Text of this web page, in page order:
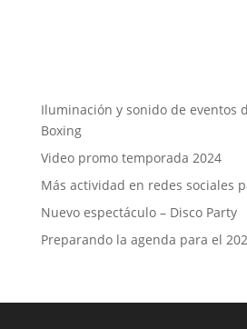
Iluminación y sonido de eventos
Boxing
Video promo temporada 2024
Más actividad en redes sociales
Nuevo espectáculo – Disco Party
Preparando la agenda para el